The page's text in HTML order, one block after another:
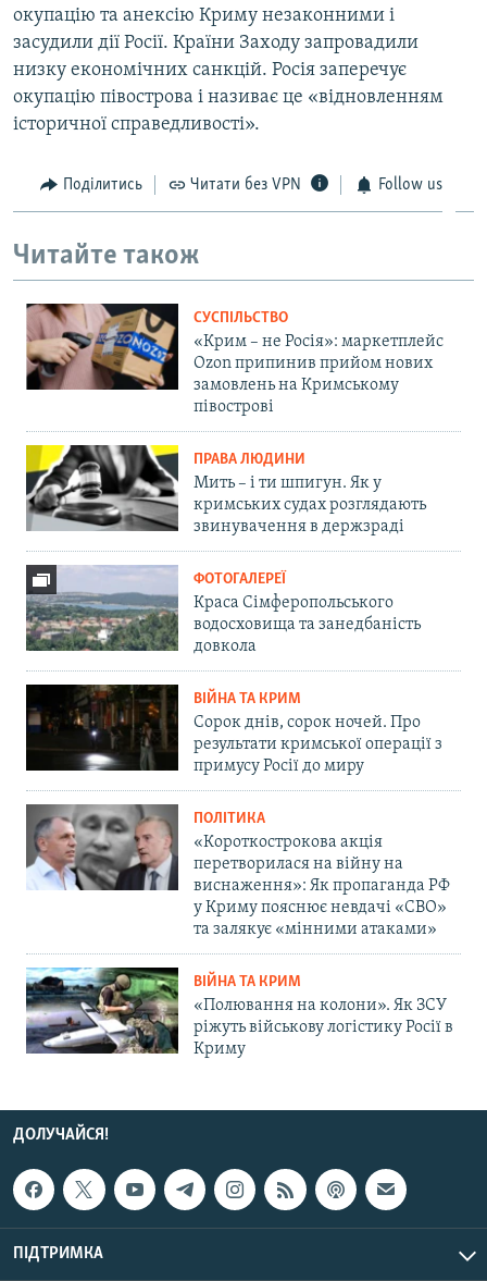
окупацію та анексію Криму незаконними і
засудили дії Росії. Країни Заходу запровадили
низку економічних санкцій. Росія заперечує
окупацію півострова і називає це «відновленням
історичної справедливості».
Поділитись Читати без VPN Follow us
Читайте також
СУСПІЛЬСТВО
«Крим – не Росія»: маркетплейс
Ozon припинив прийом нових
замовлень на Кримському
півострові
ПРАВА ЛЮДИНИ
Мить – і ти шпигун. Як у
кримських судах розглядають
звинувачення в держзраді
ФОТОГАЛЕРЕЇ
Краса Сімферопольського
водосховища та занедбаність
довкола
ВІЙНА ТА КРИМ
Сорок днів, сорок ночей. Про
результати кримської операції з
примусу Росії до миру
ПОЛІТИКА
«Короткострокова акція
перетворилася на війну на
виснаження»: Як пропаганда РФ
у Криму пояснює невдачі «СВО»
та залякує «мінними атаками»
ВІЙНА ТА КРИМ
«Полювання на колони». Як ЗСУ
ріжуть військову логістику Росії в
Криму
ДОЛУЧАЙСЯ!
ПІДТРИМКА